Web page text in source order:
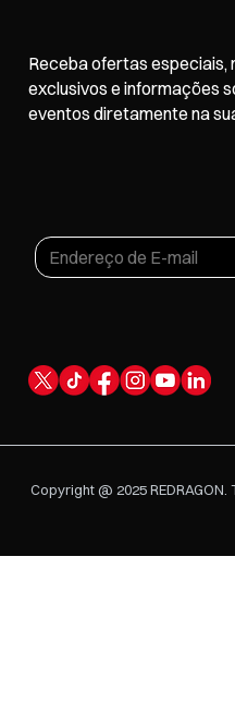
Receba ofertas especiais,
exclusivos e informações
eventos diretamente na
Copyright @ 2025